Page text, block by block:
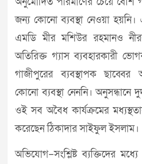
জন্য কোনো ব্যবস্থা নেওয়া হয়নি।
এমডি মীর মশিউর রহমানও
অতিরিক্ত গ্যাস ব্যবহারকারী
গাজীপুরের ব্যবস্থাপক ছাব্বের
কোনো ব্যবস্থা নেননি।
ওই সব অবৈধ কার্যক্রমের
করেছেন ঠিকাদার সাইফুল ইসলাম।
অভিযোগ–সংশ্লিষ্ট ব্যক্তিদের